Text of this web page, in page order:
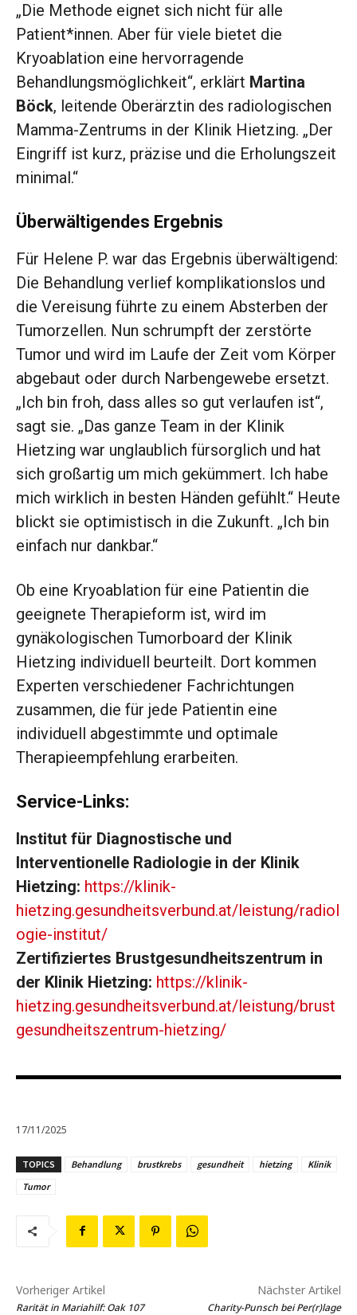
„Die Methode eignet sich nicht für alle
Patient*innen. Aber für viele bietet die
Kryoablation eine hervorragende
Behandlungsmöglichkeit“, erklärt Martina
Böck, leitende Oberärztin des radiologischen
Mamma-Zentrums in der Klinik Hietzing. „Der
Eingriff ist kurz, präzise und die Erholungszeit
minimal.“
Überwältigendes Ergebnis
Für Helene P. war das Ergebnis überwältigend:
Die Behandlung verlief komplikationslos und
die Vereisung führte zu einem Absterben der
Tumorzellen. Nun schrumpft der zerstörte
Tumor und wird im Laufe der Zeit vom Körper
abgebaut oder durch Narbengewebe ersetzt.
„Ich bin froh, dass alles so gut verlaufen ist“,
sagt sie. „Das ganze Team in der Klinik
Hietzing war unglaublich fürsorglich und hat
sich großartig um mich gekümmert. Ich habe
mich wirklich in besten Händen gefühlt.“ Heute
blickt sie optimistisch in die Zukunft. „Ich bin
einfach nur dankbar.“
Ob eine Kryoablation für eine Patientin die
geeignete Therapieform ist, wird im
gynäkologischen Tumorboard der Klinik
Hietzing individuell beurteilt. Dort kommen
Experten verschiedener Fachrichtungen
zusammen, die für jede Patientin eine
individuell abgestimmte und optimale
Therapieempfehlung erarbeiten.
Service-Links:
Institut für Diagnostische und
Interventionelle Radiologie in der Klinik
Hietzing: https://klinik-
hietzing.gesundheitsverbund.at/leistung/radiol
ogie-institut/
Zertifiziertes Brustgesundheitszentrum in
der Klinik Hietzing: https://klinik-
hietzing.gesundheitsverbund.at/leistung/brust
gesundheitszentrum-hietzing/
17/11/2025
TOPICS Behandlung brustkrebs gesundheit hietzing
Klinik
Tumor
Vorheriger Artikel
Rarität in Mariahilf: Oak 107
Nächster Artikel
Charity-Punsch bei Per(r)lage